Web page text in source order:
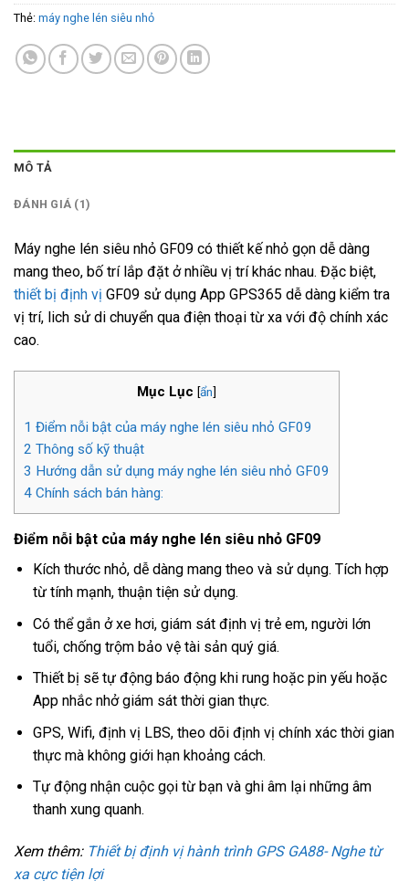
Thẻ: máy nghe lén siêu nhỏ
MÔ TẢ
ĐÁNH GIÁ (1)
Máy nghe lén siêu nhỏ GF09 có thiết kế nhỏ gọn dễ dàng
mang theo, bố trí lắp đặt ở nhiều vị trí khác nhau. Đặc biệt,
thiết bị định vị GF09 sử dụng App GPS365 dễ dàng kiểm tra
vị trí, lich sử di chuyển qua điện thoại từ xa với độ chính xác
cao.
Mục Lục [ẩn]
1 Điểm nỗi bật của máy nghe lén siêu nhỏ GF09
2 Thông số kỹ thuật
3 Hướng dẫn sử dụng máy nghe lén siêu nhỏ GF09
4 Chính sách bán hàng:
Điểm nỗi bật của máy nghe lén siêu nhỏ GF09
Kích thước nhỏ, dễ dàng mang theo và sử dụng. Tích hợp
từ tính mạnh, thuận tiện sử dụng.
Có thể gắn ở xe hơi, giám sát định vị trẻ em, người lớn
tuổi, chống trộm bảo vệ tài sản quý giá.
Thiết bị sẽ tự động báo động khi rung hoặc pin yếu hoặc
App nhắc nhở giám sát thời gian thực.
GPS, Wifi, định vị LBS, theo dõi định vị chính xác thời gian
thực mà không giới hạn khoảng cách.
Tự động nhận cuộc gọi từ bạn và ghi âm lại những âm
thanh xung quanh.
Xem thêm:Thiết bị định vị hành trình GPS GA88- Nghe từ
xa cực tiện lợi